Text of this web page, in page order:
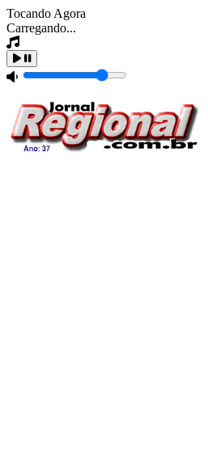
Tocando Agora
Carregando...